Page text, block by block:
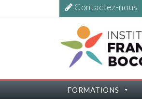
Contactez-nous
FORMATIONS